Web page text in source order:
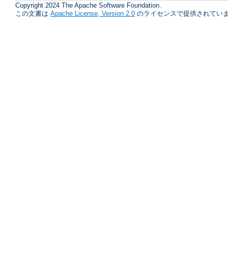
Copyright 2024 The Apache Software Foundation.
この文書は Apache License, Version 2.0 のライセンスで提供されてい